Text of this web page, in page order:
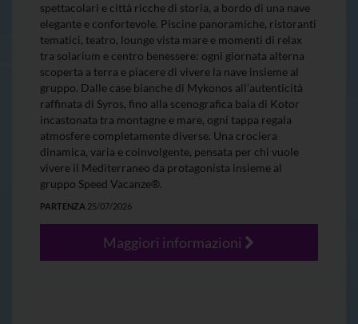
spettacolari e città ricche di storia, a bordo di una nave
elegante e confortevole. Piscine panoramiche, ristoranti
tematici, teatro, lounge vista mare e momenti di relax
tra solarium e centro benessere: ogni giornata alterna
scoperta a terra e piacere di vivere la nave insieme al
gruppo. Dalle case bianche di Mykonos all’autenticità
raffinata di Syros, fino alla scenografica baia di Kotor
incastonata tra montagne e mare, ogni tappa regala
atmosfere completamente diverse. Una crociera
dinamica, varia e coinvolgente, pensata per chi vuole
vivere il Mediterraneo da protagonista insieme al
gruppo Speed Vacanze®.
PARTENZA 25/07/2026
Maggiori informazioni